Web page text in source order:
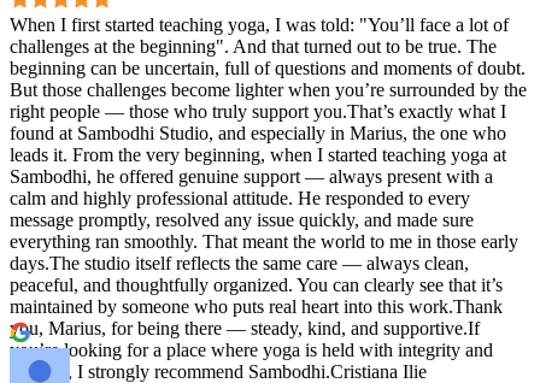
When I first started teaching yoga, I was told: "You’ll face a lot of
challenges at the beginning". And that turned out to be true. The
beginning can be uncertain, full of questions and moments of doubt.
But those challenges become lighter when you’re surrounded by the
right people — those who truly support you.That’s exactly what I
found at Sambodhi Studio, and especially in Marius, the one who
leads it. From the very beginning, when I started teaching yoga at
Sambodhi, he offered genuine support — always present with a
calm and highly professional attitude. He responded to every
message promptly, resolved any issue quickly, and made sure
everything ran smoothly. That meant the world to me in those early
days.The studio itself reflects the same care — always clean,
peaceful, and thoughtfully organized. You can clearly see that it’s
maintained by someone who puts real heart into this work.Thank
you, Marius, for being there — steady, kind, and supportive.If
you’re looking for a place where yoga is held with integrity and
warmth, I strongly recommend Sambodhi.Cristiana Ilie